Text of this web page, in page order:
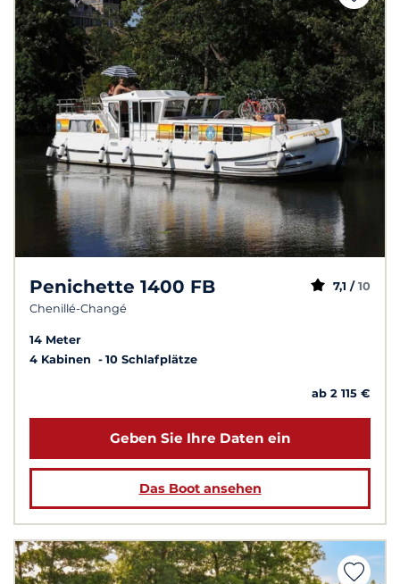
Penichette 1400 FB
Chenillé-Changé
7,1 / 10
14 Meter
4 Kabinen
10 Schlafplätze
ab 2 115 €
Geben Sie Ihre Daten ein
Das Boot ansehen